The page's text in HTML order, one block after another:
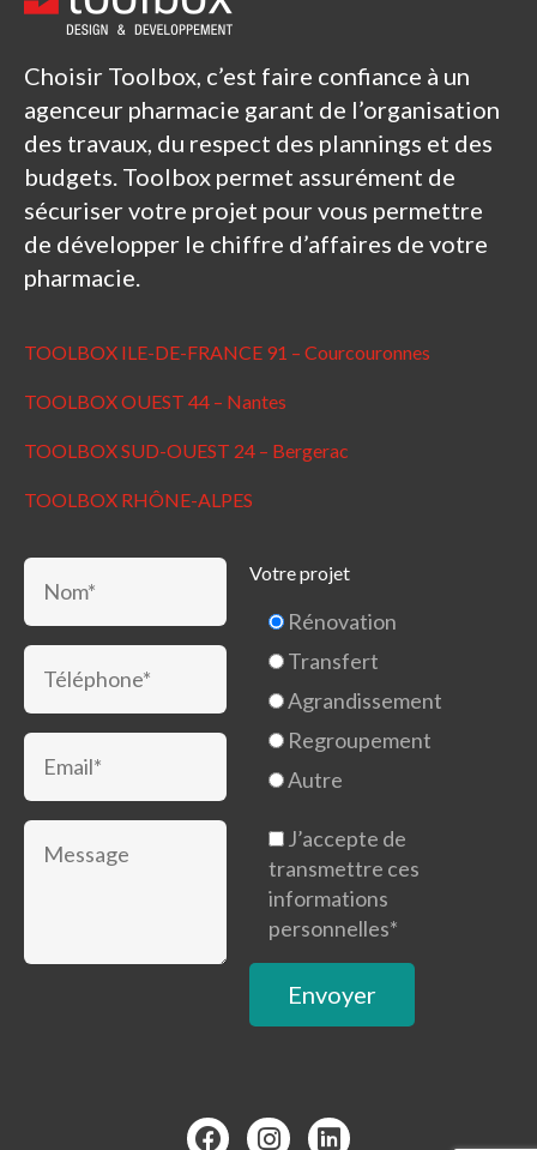
Choisir Toolbox, c’est faire confiance à un
agenceur pharmacie garant de l’organisation
des travaux, du respect des plannings et des
budgets. Toolbox permet assurément de
sécuriser votre projet pour vous permettre
de développer le chiffre d’affaires de votre
pharmacie.
TOOLBOX ILE-DE-FRANCE 91 – Courcouronnes
TOOLBOX OUEST 44 – Nantes
TOOLBOX SUD-OUEST 24 – Bergerac
TOOLBOX RHÔNE-ALPES
Votre projet
Rénovation
Transfert
Agrandissement
Regroupement
Autre
J’accepte de
transmettre ces
informations
personnelles*